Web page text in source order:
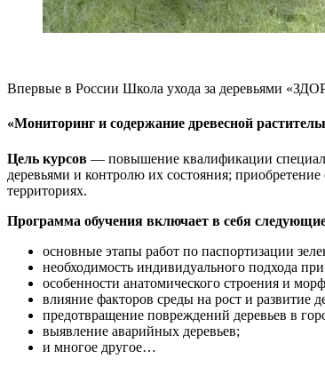
Впервые в России Школа ухода за деревьями
«Мониторинг и содержание древесной
Цель курсов — повышение квалификации
деревьями и контролю их состояния;
территориях.
Программа обучения включает в себя
основные этапы работ по паспортизации
необходимость индивидуального подхода
особенности анатомического строения и
влияние факторов среды на рост и развитие
предотвращение повреждений деревьев в
выявление аварийных деревьев;
и многое другое…